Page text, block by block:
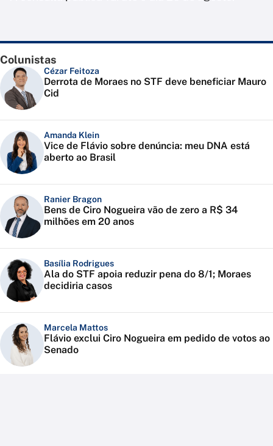
Colunistas
Cézar Feitoza
Derrota de Moraes no STF deve beneficiar Mauro
Cid
Amanda Klein
Vice de Flávio sobre denúncia: meu DNA está
aberto ao Brasil
Ranier Bragon
Bens de Ciro Nogueira vão de zero a R$ 34
milhões em 20 anos
Basília Rodrigues
Ala do STF apoia reduzir pena do 8/1; Moraes
decidiria casos
Marcela Mattos
Flávio exclui Ciro Nogueira em pedido de votos ao
Senado